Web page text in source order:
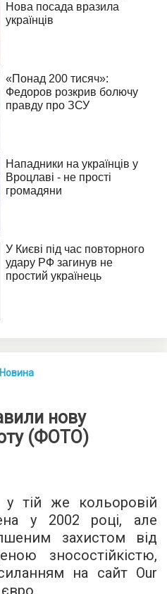
Новина
нову
(ФОТО)
у тій же кольоровій
у 2002 році, але
захистом від
зносостійкістю,
на сайт Our